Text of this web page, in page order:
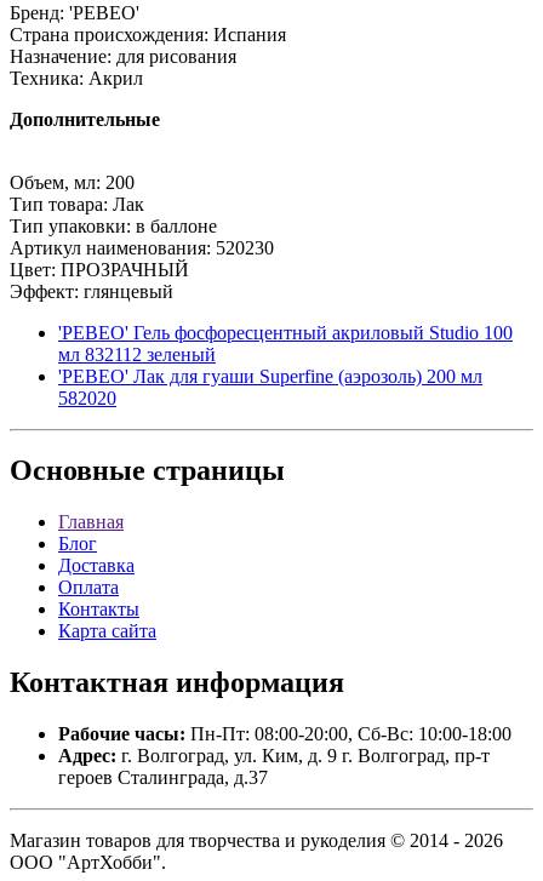
Бренд: 'PEBEO'
Страна происхождения: Испания
Назначение: для рисования
Техника: Акрил
Дополнительные
Объем, мл: 200
Тип товара: Лак
Тип упаковки: в баллоне
Артикул наименования: 520230
Цвет: ПРОЗРАЧНЫЙ
Эффект: глянцевый
'PEBEO' Гель фосфоресцентный акриловый Studio 100
мл 832112 зеленый
'PEBEO' Лак для гуаши Superfine (аэрозоль) 200 мл
582020
Основные страницы
Главная
Блог
Доставка
Оплата
Контакты
Карта сайта
Контактная информация
Рабочие часы: Пн-Пт: 08:00-20:00, Сб-Вс: 10:00-18:00
Адрес: г. Волгоград, ул. Ким, д. 9 г. Волгоград, пр-т
героев Сталинграда, д.37
Магазин товаров для творчества и рукоделия © 2014 - 2026
ООО "АртХобби".